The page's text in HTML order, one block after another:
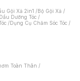
Gội Xả 2in1 /Bộ Gội Xả /
Dưỡng Tóc /
/Dụng Cụ Chăm Sóc Tóc /
Toàn Thân /